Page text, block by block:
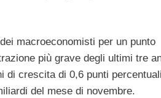
macroeconomisti per un punto
più grave degli ultimi tre
crescita di 0,6 punti
del mese di novembre.